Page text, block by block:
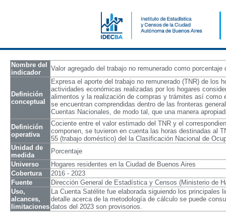
Nombre del
indicador
Valor agregado del trabajo no remunerado como porcentaje
Definición
conceptual
Expresa el aporte del trabajo no remunerado (TNR) de los
actividades económicas realizadas por los hogares
alimentos y la realización de compras y trámites así
se encuentran comprendidas dentro de las fronteras
Cuentas Nacionales, de modo tal, que una manera
Definición
operativa
Cociente entre el valor estimado del TNR y el
componen, se tuvieron en cuenta las horas destinadas al
55 (trabajo doméstico) del la Clasificación Nacional de
Unidad de
medida
Porcentaje
Universo
Hogares residentes en la Ciudad de Buenos Aires
Cobertura
2016 - 2023
Fuente
Dirección General de Estadística y Censos (Ministerio de
Uso,
alcances,
limitaciones
La Cuenta Satélite fue elaborada siguiendo los
detalle acerca de la metodología de cálculo se puede
datos del 2023 son provisorios.